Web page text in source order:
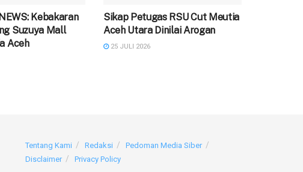
Kebakaran
Suzuya Mall
Aceh
‎Sikap Petugas RSU Cut Meutia
Aceh Utara Dinilai Arogan
25 JULI 2026
Tentang Kami Redaksi
Pedoman Media Siber
Disclaimer
Privacy Policy